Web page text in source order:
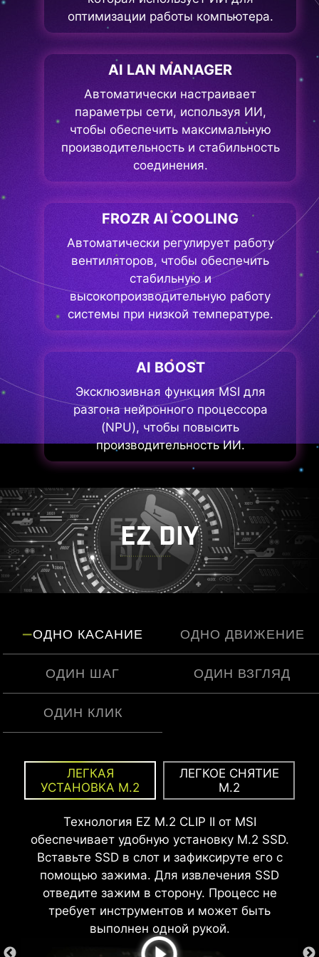
оптимизации работы компьютера.
AI LAN MANAGER
Автоматически настраивает
параметры сети, используя ИИ,
чтобы обеспечить максимальную
производительность и стабильность
соединения.
FROZR AI COOLING
Автоматически регулирует работу
вентиляторов, чтобы обеспечить
стабильную и
высокопроизводительную работу
системы при низкой температуре.
AI BOOST
Эксклюзивная функция MSI для
разгона нейронного процессора
(NPU), чтобы повысить
производительность ИИ.
EZ DIY
ОДНО КАСАНИЕ ОДНО ДВИЖЕНИЕ
ОДИН ШАГ ОДИН ВЗГЛЯД
ОДИН КЛИК
ЛЕГКАЯ
УСТАНОВКА M.2
ЛЕГКОЕ СНЯТИЕ
M.2
Технология EZ M.2 CLIP II от MSI
обеспечивает удобную установку M.2 SSD.
Вставьте SSD в слот и зафиксируте его с
помощью зажима. Для извлечения SSD
отведите зажим в сторону. Процесс не
требует инструментов и может быть
выполнен одной рукой.
интерфейсов обеспечивает точное
позиционирование и надежную фиксацию.
прикрепить антенну к материнской плате без
необходимости закручивания.
EZ OOVERCLOCKING
MSI Click BIOS X упрощает разгон процессора
повысить производительность без сложных
настроек.